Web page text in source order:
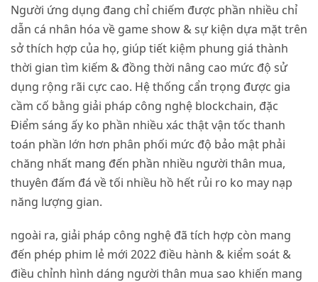
Người ứng dụng đang chỉ chiếm được phần nhiều chỉ
dẫn cá nhân hóa về game show & sự kiện dựa mặt trên
sở thích hợp của họ, giúp tiết kiệm phung giá thành
thời gian tìm kiếm & đồng thời nâng cao mức độ sử
dụng rộng rãi cực cao. Hệ thống cẩn trọng được gia
cầm cố bằng giải pháp công nghệ blockchain, đặc
Điểm sáng ấy ko phần nhiều xác thật vận tốc thanh
toán phần lớn hơn phân phối mức độ bảo mật phải
chăng nhất mang đến phần nhiều người thân mua,
thuyên đấm đá về tối nhiều hồ hết rủi ro ko may nạp
năng lượng gian.
ngoài ra, giải pháp công nghệ đã tích hợp còn mang
đến phép phim lẻ mới 2022 điều hành & kiểm soát &
điều chỉnh hình dáng người thân mua sao khiến mang